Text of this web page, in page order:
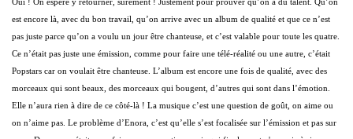
Oui ! On espère y retourner, surement ! Justement pour prouver qu’on a du talent. Qu’on
est encore là, avec du bon travail, qu’on arrive avec un album de qualité et que ce n’est
pas juste parce qu’on a voulu un jour être chanteuse, et c’est valable pour toute les quatre.
Ce n’était pas juste une émission, comme pour faire une télé-réalité ou une autre, c’était
Popstars car on voulait être chanteuse. L’album est encore une fois de qualité, avec des
morceaux qui sont beaux, des morceaux qui bougent, d’autres qui sont dans l’émotion.
Elle n’aura rien à dire de ce côté-là ! La musique c’est une question de goût, on aime ou
on n’aime pas. Le problème d’Enora, c’est qu’elle s’est focalisée sur l’émission et pas sur